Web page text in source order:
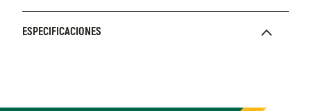
ESPECIFICACIONES